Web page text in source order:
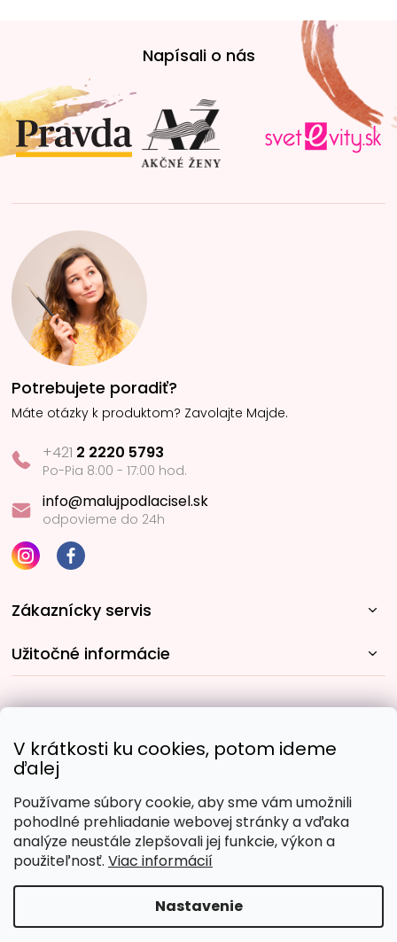
V krátkosti ku cookies, potom ideme
ďalej
Používame súbory cookie, aby sme vám umožnili
pohodlné prehliadanie webovej stránky a vďaka
analýze neustále zlepšovali jej funkcie, výkon a
použiteľnosť. Viac informácií
Nastavenie
t
i
e
Napísali o nás
Potrebujete poradiť?
Máte otázky k produktom? Zavolajte Majde.
+421 2 2220 5793
Po-Pia 8:00 - 17:00 hod.
info@malujpodlacisel.sk
odpovieme do 24h
Zákaznícky servis
Užitočné informácie
Obľúbené spôsoby platby:
Copyright 2026Malujpodlacisel.sk. Všetky práva